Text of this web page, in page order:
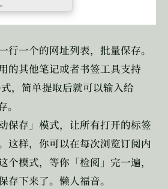
行一个的网址列表，批量保存。
的其他笔记或者书签工具支持
，简单提取后就可以输入给
。
保存」模式，让所有打开的标签
这样，你可以在每次浏览订阅内
个模式，等你「检阅」完一遍，
存下来了。懒人福音。